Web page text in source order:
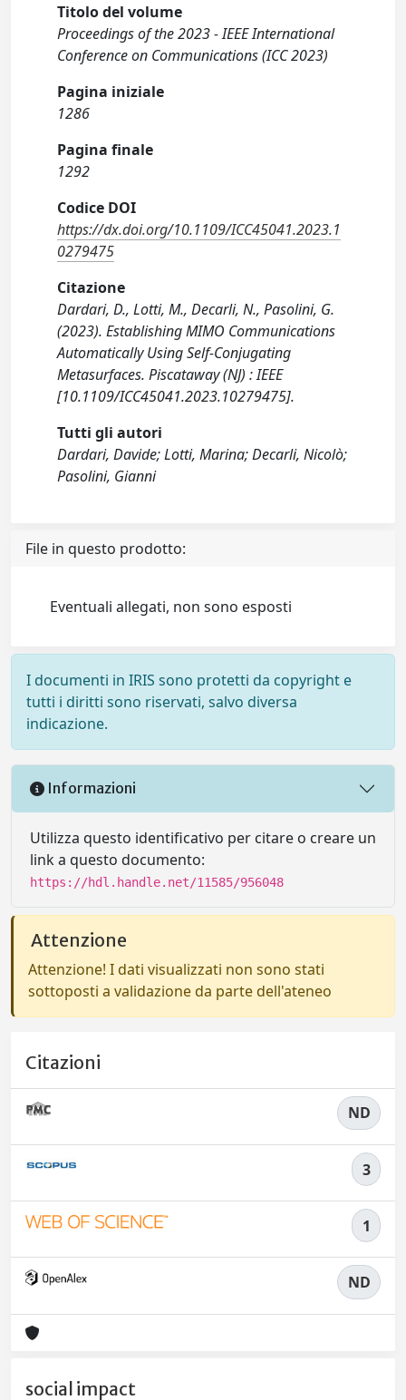
Titolo del volume
Proceedings of the 2023 - IEEE International
Conference on Communications (ICC 2023)
Pagina iniziale
1286
Pagina finale
1292
Codice DOI
https://dx.doi.org/10.1109/ICC45041.2023.1
0279475
Citazione
Dardari, D., Lotti, M., Decarli, N., Pasolini, G.
(2023). Establishing MIMO Communications
Automatically Using Self-Conjugating
Metasurfaces. Piscataway (NJ) : IEEE
[10.1109/ICC45041.2023.10279475].
Tutti gli autori
Dardari, Davide; Lotti, Marina; Decarli, Nicolò;
Pasolini, Gianni
File in questo prodotto:
Eventuali allegati, non sono esposti
I documenti in IRIS sono protetti da copyright e
tutti i diritti sono riservati, salvo diversa
indicazione.
Informazioni
Utilizza questo identificativo per citare o creare un
link a questo documento:
https://hdl.handle.net/11585/956048
Attenzione
Attenzione! I dati visualizzati non sono stati
sottoposti a validazione da parte dell'ateneo
Citazioni
ND
3
1
ND
social impact